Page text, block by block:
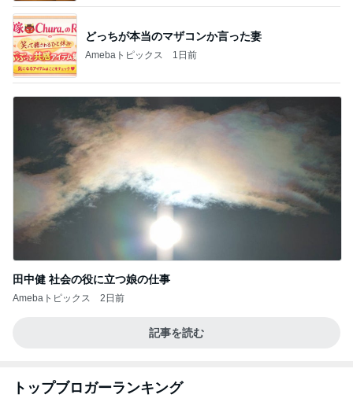
どっちが本当のマザコンか言った妻
Amebaトピックス 1日前
田中健 社会の役に立つ娘の仕事
Amebaトピックス 2日前
記事を読む
トップブロガーランキング